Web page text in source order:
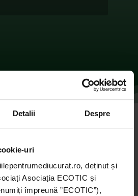
Detalii Despre
uri
deținut și
Asociația ECOTIC și
împreună ”ECOTIC”),
– MILIOANE DE
|2018
Instituții Publice 2018 |0